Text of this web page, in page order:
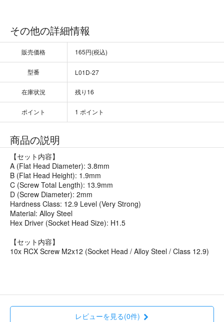
その他の詳細情報
販売価格 165円(税込)
型番 L01D-27
在庫状況 残り16
ポイント 1 ポイント
商品の説明
【セット内容】
A (Flat Head Diameter): 3.8mm
B (Flat Head Height): 1.9mm
C (Screw Total Length): 13.9mm
D (Screw Diameter): 2mm
Hardness Class: 12.9 Level (Very Strong)
Material: Alloy Steel
Hex Driver (Socket Head Size): H1.5
【セット内容】
10x RCX Screw M2x12 (Socket Head / Alloy Steel / Class 12.9)
レビューを見る(0件)